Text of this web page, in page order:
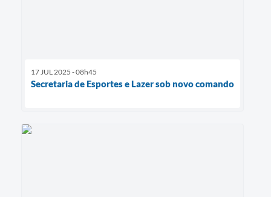
17 JUL 2025 - 08h45
Secretaria de Esportes e Lazer sob novo comando